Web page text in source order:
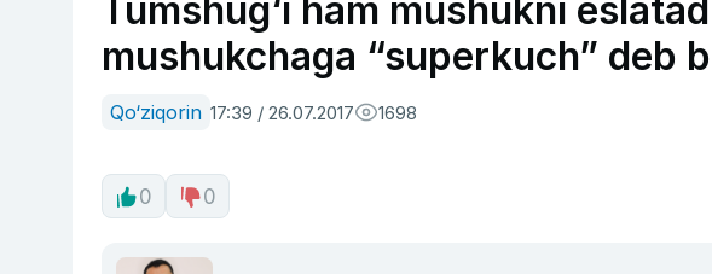
Tumshug‘i ham mushukni
mushukchaga “superkuch” deb
Qo‘ziqorin 17:39 / 26.07.2017 1698
0 0